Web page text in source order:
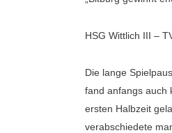
HSG Wittlich III –
Die lange
fand anfangs auch
ersten Halbzeit
verabschiedete